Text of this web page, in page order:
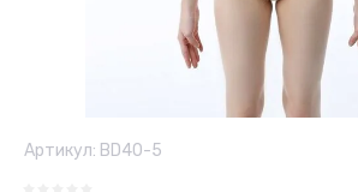
Артикул: BD40-5